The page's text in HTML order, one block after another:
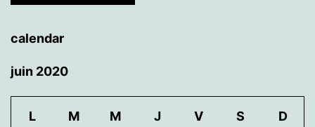
calendar
juin 2020
L M M J V S D